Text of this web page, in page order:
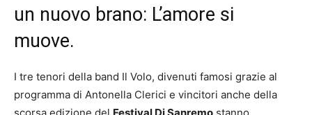
un nuovo brano: L’amore si
muove.
I tre tenori della band Il Volo, divenuti famosi grazie al
programma di Antonella Clerici e vincitori anche della